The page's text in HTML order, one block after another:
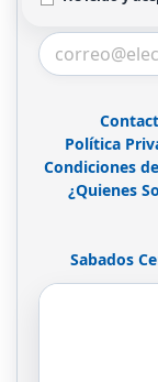
Política
Condiciones
¿Quienes
Sabados